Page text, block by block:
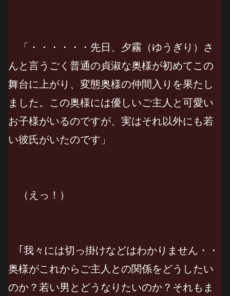
「・・・・・・先日、夕霧（ゆうぎり）さ
んと言うごく普通の貞淑な奥様が初めてこの
舞台に上がり、変態奥様の仲間入りを果たし
ました。この奥様には優しいご主人と可愛い
お子様がいるのですが、実はそれ以外にも若
い彼氏がいたのです」
（えっ！）
｢我々には切っ掛けなどはわかりません・・
奥様がこれからご主人との関係をどうしたい
のか？若い男とどうなりたいのか？それもま